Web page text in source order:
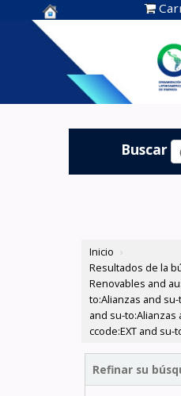
Centro de
Documentación
OLADE -
Buscar
Inicio ›
Resultados de la
Renovables and
to:Alianzas and
and su-to:Alianzas
ccode:EXT and
Refinar su